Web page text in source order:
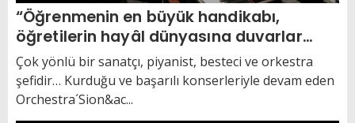
“Öğrenmenin en büyük handikabı,
öğretilerin hayâl dünyasına duvarlar
örmesidir”
Çok yönlü bir sanatçı, piyanist, besteci ve orkestra
şefidir… Kurduğu ve başarılı konserleriyle devam eden
Orchestra´Sion&ac...